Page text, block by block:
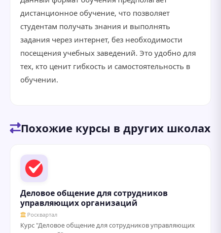
дистанционное обучение, что позволяет
студентам получать знания и выполнять
задания через интернет, без необходимости
посещения учебных заведений. Это удобно для
тех, кто ценит гибкость и самостоятельность в
обучении.
Похожие курсы в других школах
Деловое общение для сотрудников
управляющих организаций
Росквартал
Курс "Деловое общение для сотрудников управляющих